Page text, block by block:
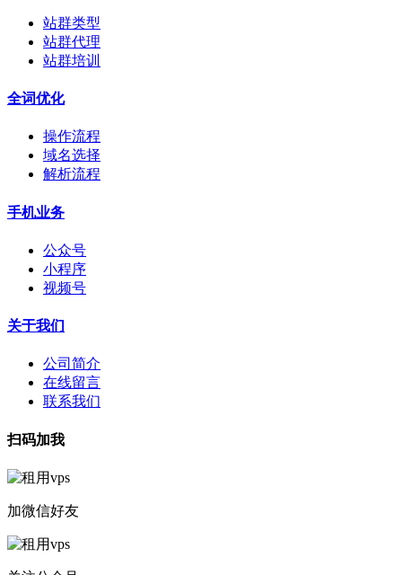
站群类型
站群代理
站群培训
全词优化
操作流程
域名选择
解析流程
手机业务
公众号
小程序
视频号
关于我们
公司简介
在线留言
联系我们
扫码加我
加微信好友